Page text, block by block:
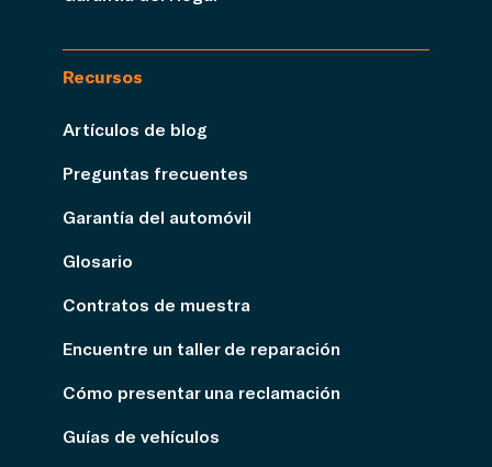
Recursos
Artículos de blog
Preguntas frecuentes
Garantía del automóvil
Glosario
Contratos de muestra
Encuentre un taller de reparación
Cómo presentar una reclamación
Guías de vehículos